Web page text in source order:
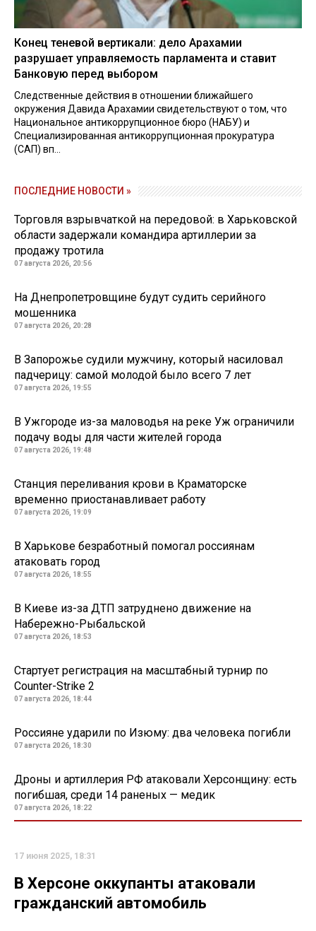
Конец теневой вертикали: дело Арахамии
разрушает управляемость парламента и ставит
Банковую перед выбором
Следственные действия в отношении ближайшего
окружения Давида Арахамии свидетельствуют о том, что
Национальное антикоррупционное бюро (НАБУ) и
Специализированная антикоррупционная прокуратура
(САП) вп...
ПОСЛЕДНИЕ НОВОСТИ »
Торговля взрывчаткой на передовой: в Харьковской
области задержали командира артиллерии за
продажу тротила
07 августа 2026, 20:56
На Днепропетровщине будут судить серийного
мошенника
07 августа 2026, 20:28
В Запорожье судили мужчину, который насиловал
падчерицу: самой молодой было всего 7 лет
07 августа 2026, 19:55
В Ужгороде из-за маловодья на реке Уж ограничили
подачу воды для части жителей города
07 августа 2026, 19:48
Станция переливания крови в Краматорске
временно приостанавливает работу
07 августа 2026, 19:09
В Харькове безработный помогал россиянам
атаковать город
07 августа 2026, 18:55
В Киеве из-за ДТП затруднено движение на
Набережно-Рыбальской
07 августа 2026, 18:53
Стартует регистрация на масштабный турнир по
Counter-Strike 2
07 августа 2026, 18:44
Россияне ударили по Изюму: два человека погибли
07 августа 2026, 18:30
Дроны и артиллерия РФ атаковали Херсонщину: есть
погибшая, среди 14 раненых — медик
07 августа 2026, 18:22
17 июня 2025, 18:31
В Херсоне оккупанты атаковали
гражданский автомобиль